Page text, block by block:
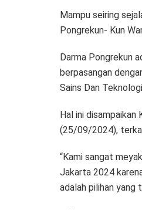
Mampu seiring
Pongrekun- Kun
Darma Pongrekun
berpasangan
Sains Dan
Hal ini disampaikan
(25/09/2024),
“Kami sangat
Jakarta 2024
adalah pilihan yang